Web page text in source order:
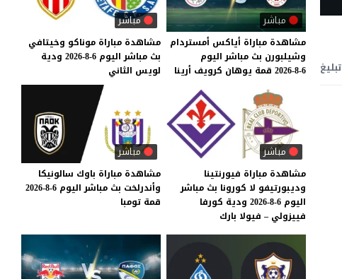
تبليغ
مباشر
مشاهدة مباراة أياكس أمستردام
وشيلبورن بث مباشر اليوم
6-8-2026
قمة يوهان كرويف أرينا
مباشر
مشاهدة مباراة موناكو وخيتافي
بث مباشر اليوم 6-8-2026
ودية
لويس الثاني
مباشر
مشاهدة مباراة فيورنتينا
وديبورتيفو لا كورونا بث مباشر
اليوم 6-8-2026 ودية كورفا
فييزولي – فيولا بارك
مباشر
مشاهدة مباراة باوك سالونيكا
وأندرلخت بث مباشر اليوم 6-8-2026
قمة تومبا